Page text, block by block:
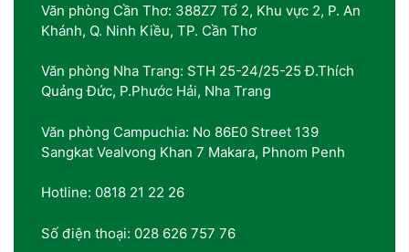
Văn phòng Cần Thơ: 388Z7 Tổ 2, Khu vực 2, P. An
Khánh, Q. Ninh Kiều, TP. Cần Thơ
Văn phòng Nha Trang: STH 25-24/25-25 Đ.Thích
Quảng Đức, P.Phước Hải, Nha Trang
Văn phòng Campuchia: No 86E0 Street 139
Sangkat Vealvong Khan 7 Makara, Phnom Penh
Hotline: 0818 21 22 26
Số điện thoại: 028 626 757 76